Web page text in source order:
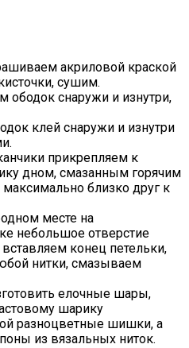
акриловой краской
сушим.
ободок снаружи и изнутри,
клей снаружи и изнутри
прикрепляем к
дном, смазанным горячим
максимально близко друг к
месте на
небольшое отверстие
конец петельки,
нитки, смазываем
елочные шары,
шарику
разноцветные шишки, а
из вязальных ниток.